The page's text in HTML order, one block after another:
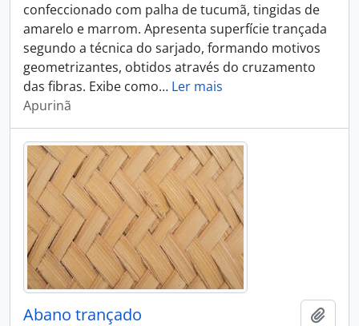
confeccionado com palha de tucumã, tingidas de
amarelo e marrom. Apresenta superfície trançada
segundo a técnica do sarjado, formando motivos
geometrizantes, obtidos através do cruzamento
das fibras. Exibe como… Ler mais
Apurinã
Abano trançado